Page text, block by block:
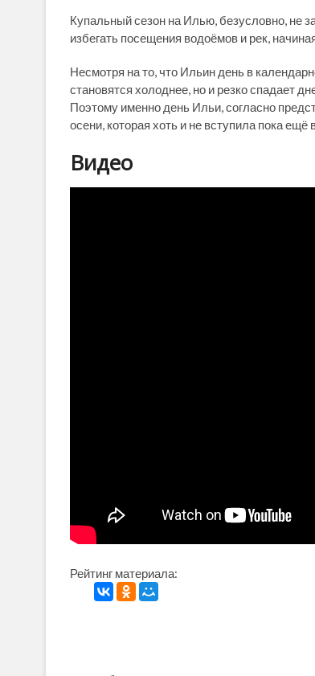
Купальный сезон на Илью, безусловно, не
избегать посещения водоёмов и рек,
Несмотря на то, что Ильин день в
становятся холоднее, но и резко спадает
Поэтому именно день Ильи, согласно
осени, которая хоть и не вступила пока ещё
Видео
Рейтинг материала: